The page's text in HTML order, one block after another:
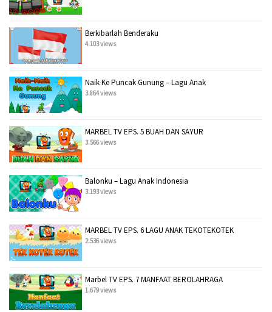
Berkibarlah Benderaku
4.103 views
Naik Ke Puncak Gunung – Lagu Anak
3.864 views
MARBEL TV EPS. 5 BUAH DAN SAYUR
3.566 views
Balonku – Lagu Anak Indonesia
3.193 views
MARBEL TV EPS. 6 LAGU ANAK TEKOTEKOTEK
2.536 views
Marbel TV EPS. 7 MANFAAT BEROLAHRAGA
1.679 views